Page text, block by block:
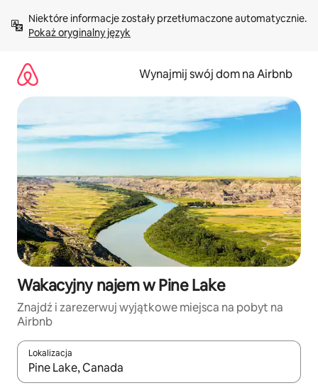
treści Pokaż oryginalny język
Wynajmij swój dom na Airbnb
Wakacyjny najem w Pine Lake
Znajdź i zarezerwuj wyjątkowe miejsca na pobyt na
Airbnb
Lokalizacja
Gdy wyniki będą dostępne, możesz poruszać się po nich za